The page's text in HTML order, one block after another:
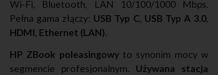
Wi-Fi, Bluetooth, LAN 10/100/1000 Mbps.
Pełna gama złączy: USB Typ C, USB Typ A 3.0,
HDMI, Ethernet (LAN).
HP ZBook poleasingowyto synonim mocy w
segmencie profesjonalnym. Używana stacja